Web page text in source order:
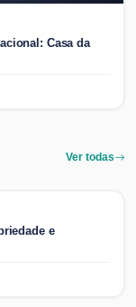
Casa da
Ver todas
e